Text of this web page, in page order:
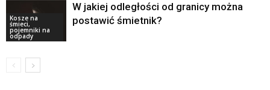
Kosze na
śmieci,
pojemniki na
odpady
W jakiej odległości od granicy można
postawić śmietnik?